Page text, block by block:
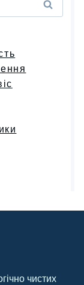
Поиск
чистих